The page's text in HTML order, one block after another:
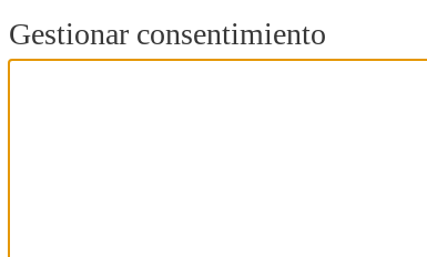
Gestionar consentimiento